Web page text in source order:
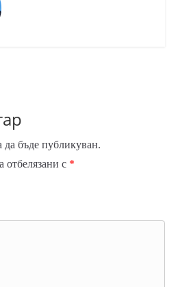
бъде публикуван.
отбелязани с *